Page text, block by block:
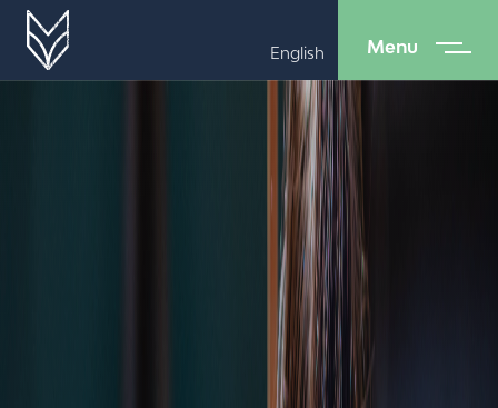
English Menu